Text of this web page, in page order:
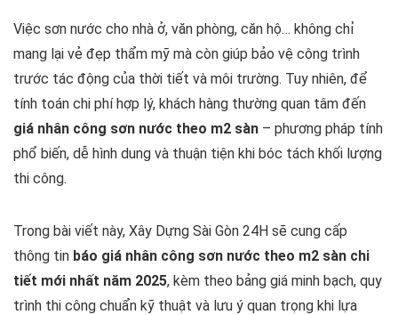
Việc sơn nước cho nhà ở, văn phòng, căn hộ… không chỉ
mang lại vẻ đẹp thẩm mỹ mà còn giúp bảo vệ công trình
trước tác động của thời tiết và môi trường. Tuy nhiên, để
tính toán chi phí hợp lý, khách hàng thường quan tâm đến
giá nhân công sơn nước theo m2 sàn – phương pháp tính
phổ biến, dễ hình dung và thuận tiện khi bóc tách khối lượng
thi công.
Trong bài viết này, Xây Dựng Sài Gòn 24H sẽ cung cấp
thông tin báo giá nhân công sơn nước theo m2 sàn chi
tiết mới nhất năm 2025, kèm theo bảng giá minh bạch, quy
trình thi công chuẩn kỹ thuật và lưu ý quan trọng khi lựa